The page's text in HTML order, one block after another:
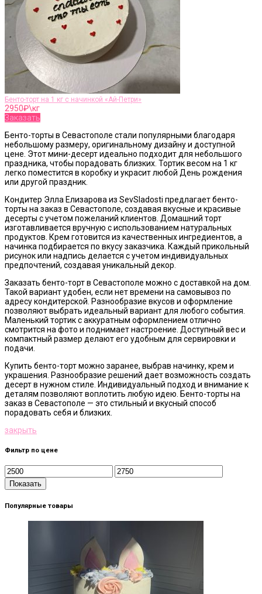
Бенто-торт на 1 кг с начинкой «Ай-Петри»
2950₽\кг
Заказать
Бенто-торты в Севастополе стали популярными благодаря
небольшому размеру, оригинальному дизайну и доступной
цене. Этот мини-десерт идеально подходит для небольшого
праздника, чтобы порадовать близких. Тортик весом на 1 кг
легко поместится в коробку и украсит любой День рождения
или другой праздник.
Кондитер Элла Елизарова из SevSladosti предлагает бенто-
торты на заказ в Севастополе, создавая вкусные и красивые
десерты с учетом пожеланий клиентов. Домашний торт
изготавливается вручную с использованием натуральных
продуктов. Крем готовится из качественных ингредиентов, а
начинка подбирается по вкусу заказчика. Каждый прикольный
рисунок или надпись делается с учетом индивидуальных
предпочтений, создавая уникальный декор.
Заказать бенто-торт в Севастополе можно с доставкой на дом.
Такой вариант удобен, если нет времени на самовывоз по
адресу кондитерской. Разнообразие вкусов и оформление
позволяют выбрать идеальный вариант для любого события.
Маленький тортик с аккуратным оформлением отлично
смотрится на фото и поднимает настроение. Доступный вес и
компактный размер делают его удобным для сервировки и
подачи.
Купить бенто-торт можно заранее, выбрав начинку, крем и
украшения. Разнообразие решений дает возможность создать
десерт в нужном стиле. Индивидуальный подход и внимание к
деталям позволяют воплотить любую идею. Бенто-торты на
заказ в Севастополе — это стильный и вкусный способ
порадовать себя и близких.
закрыть
Фильтр по цене
Показать
Популярные товары